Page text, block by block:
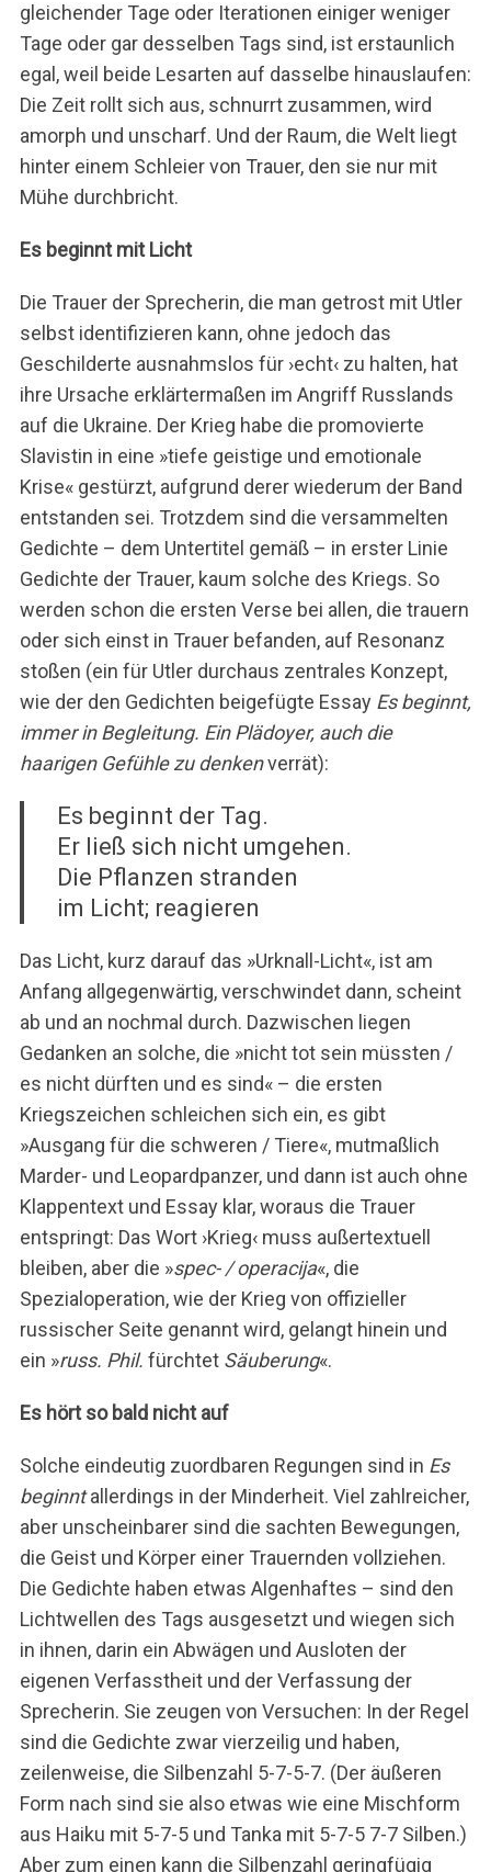
gleichender Tage oder Iterationen einiger weniger
Tage oder gar desselben Tags sind, ist erstaunlich
egal, weil beide Lesarten auf dasselbe hinauslaufen:
Die Zeit rollt sich aus, schnurrt zusammen, wird
amorph und unscharf. Und der Raum, die Welt liegt
hinter einem Schleier von Trauer, den sie nur mit
Mühe durchbricht.
Es beginnt mit Licht
Die Trauer der Sprecherin, die man getrost mit Utler
selbst identifizieren kann, ohne jedoch das
Geschilderte ausnahmslos für ›echt‹ zu halten, hat
ihre Ursache erklärtermaßen im Angriff Russlands
auf die Ukraine. Der Krieg habe die promovierte
Slavistin in eine »tiefe geistige und emotionale
Krise« gestürzt, aufgrund derer wiederum der Band
entstanden sei. Trotzdem sind die versammelten
Gedichte – dem Untertitel gemäß – in erster Linie
Gedichte der Trauer, kaum solche des Kriegs. So
werden schon die ersten Verse bei allen, die trauern
oder sich einst in Trauer befanden, auf Resonanz
stoßen (ein für Utler durchaus zentrales Konzept,
wie der den Gedichten beigefügte Essay Es beginnt,
immer in Begleitung. Ein Plädoyer, auch die
haarigen Gefühle zu denkenverrät):
Es beginnt der Tag.
Er ließ sich nicht umgehen.
Die Pflanzen stranden
im Licht; reagieren
Das Licht, kurz darauf das »Urknall-Licht«, ist am
Anfang allgegenwärtig, verschwindet dann, scheint
ab und an nochmal durch. Dazwischen liegen
Gedanken an solche, die »nicht tot sein müssten /
es nicht dürften und es sind« – die ersten
Kriegszeichen schleichen sich ein, es gibt
»Ausgang für die schweren / Tiere«, mutmaßlich
Marder- und Leopardpanzer, und dann ist auch ohne
Klappentext und Essay klar, woraus die Trauer
entspringt: Das Wort ›Krieg‹ muss außertextuell
bleiben, aber die »spec- / operacija«, die
Spezialoperation, wie der Krieg von offizieller
russischer Seite genannt wird, gelangt hinein und
ein »russ. Phil. fürchtet Säuberung«.
Es hört so bald nicht auf
Solche eindeutig zuordbaren Regungen sind in Es
beginntallerdings in der Minderheit. Viel zahlreicher,
aber unscheinbarer sind die sachten Bewegungen,
die Geist und Körper einer Trauernden vollziehen.
Die Gedichte haben etwas Algenhaftes – sind den
Lichtwellen des Tags ausgesetzt und wiegen sich
in ihnen, darin ein Abwägen und Ausloten der
eigenen Verfasstheit und der Verfassung der
Sprecherin. Sie zeugen von Versuchen: In der Regel
sind die Gedichte zwar vierzeilig und haben,
zeilenweise, die Silbenzahl 5-7-5-7. (Der äußeren
Form nach sind sie also etwas wie eine Mischform
aus Haiku mit 5-7-5 und Tanka mit 5-7-5 7-7 Silben.)
Aber zum einen kann die Silbenzahl geringfügig